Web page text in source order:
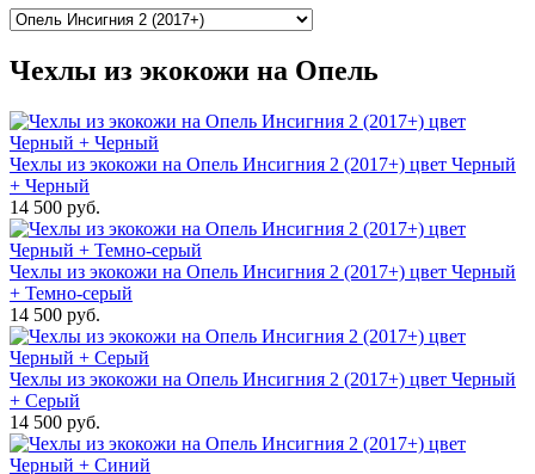
Чехлы из экокожи на Опель
Чехлы из экокожи на Опель Инсигния 2 (2017+) цвет Черный
+ Черный
14 500 руб.
Чехлы из экокожи на Опель Инсигния 2 (2017+) цвет Черный
+ Темно-серый
14 500 руб.
Чехлы из экокожи на Опель Инсигния 2 (2017+) цвет Черный
+ Серый
14 500 руб.